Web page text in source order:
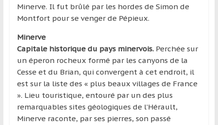
Minerve. Il fut brûlé par les hordes de Simon de
Montfort pour se venger de Pépieux.
Minerve
Capitale historique du pays minervois.Perchée sur
un éperon rocheux formé par les canyons de la
Cesse et du Brian, qui convergent à cet endroit, il
est sur la liste des « plus beaux villages de France
». Lieu touristique, entouré par un des plus
remarquables sites géologiques de l’Hérault,
Minerve raconte, par ses pierres, son passé